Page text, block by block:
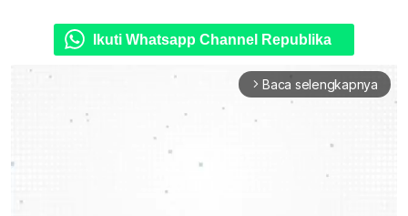
Ikuti Whatsapp Channel Republika
arrow_forward_ios Baca selengkapnya